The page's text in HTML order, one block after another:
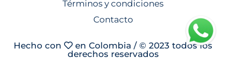
Términos y condiciones
Contacto
Hecho con
en Colombia / © 2023 todos los
derechos reservados